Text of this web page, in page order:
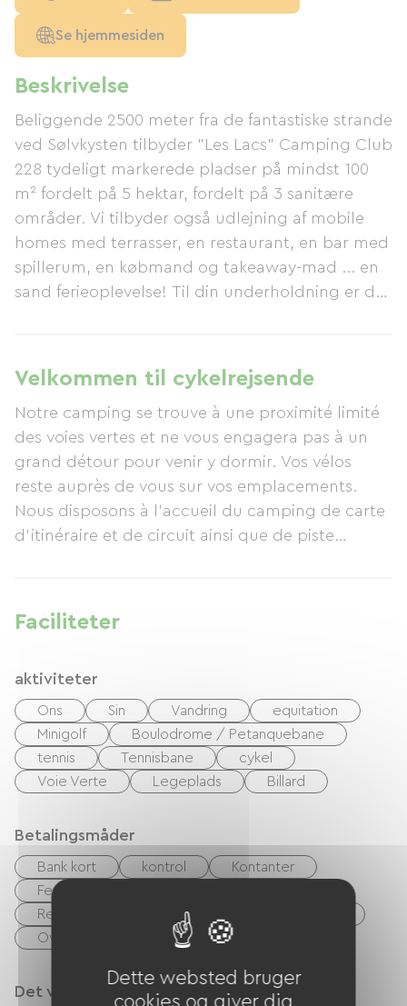
Beskrivelse
Beliggende 2500 meter fra de fantastiske strande
ved Sølvkysten tilbyder "Les Lacs" Camping Club
228 tydeligt markerede pladser på mindst 100
m² fordelt på 5 hektar, fordelt på 3 sanitære
områder. Vi tilbyder også udlejning af mobile
homes med terrasser, en restaurant, en bar med
spillerum, en købmand og takeaway-mad ... en
sand ferieoplevelse! Til din underholdning er der
en legeplads, bordtennis, et spillerum,
petanquebaner, bueskydning og meget mere.
En købmand og en restaurant er tilgængelige til
morgenmad, frokost og aftensmad, der serverer
lækre måltider. En bar/isbod er åben hele
dagen. I højsæsonen er der et
underholdningsteam til rådighed, samt en
børneklub.
Velkommen til cykelrejsende
Notre camping se trouve à une proximité limité
des voies vertes et ne vous engagera pas à un
grand détour pour venir y dormir. Vos vélos
reste auprès de vous sur vos emplacements.
Nous disposons à l'accueil du camping de carte
d'itinéraire et de circuit ainsi que de piste
Faciliteter
aktiviteter
Ons Sin Vandring
equitation
Minigolf
Boulodrome / Petanquebane
tennis
Tennisbane
cykel
Voie Verte
Legeplads Billard
Betalingsmåder
Bank kort kontrol
Kontanter
Feriekuponer (ANCV)
Restaurantbilletter, spisesteder, måltidsbilletter
Overførsel
Det vi er gode til
Se hjemmesiden
Dette websted bruger
cookies og giver dig